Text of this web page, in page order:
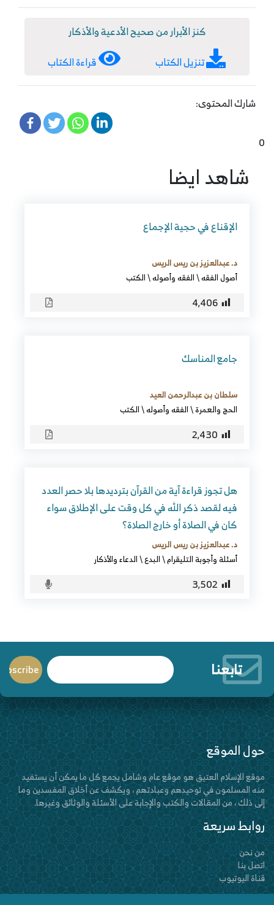
كنز الأبرار من صحيح الأدعية والأذكار
تنزيل الكتاب
قراءة الكتاب
شارك المحتوى:
0
شاهد ايضا
الإقناع في حجية الإجماع
د. عبدالعزيز بن ريس الريس
أصول الفقه\الفقه وأصوله\الكتب
4٬406
جامع المناسك
سلطان بن عبدالرحمن العيد
الحج والعمرة\الفقه وأصوله\الكتب
2٬430
هل تجوز قراءة آية من القرآن بترديدها بلا حصر العدد
فيه لقصد ذكر الله في كل وقت على الإطلاق سواء
كان في الصلاة أو خارج الصلاة؟
د. عبدالعزيز بن ريس الريس
أسئلة وأجوبة التليقرام\البدع\الدعاء والأذكار
3٬502
تابعنا
حول الموقع
موقع الإسلام العتيق هو موقع عام وشامل يجمع كل ما يمكن أن يستفيد
منه المسلمون في توحيدهم وعبادتهم ، ويكشف عن أخلاق المفسدين وما
إلى ذلك ، من المقالات والكتب والإجابة على الأسئلة والوثائق وغيرها.
روابط سريعة
من نحن
اتصل بنا
قناة اليوتيوب